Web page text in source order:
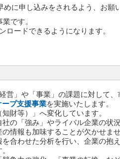
に申し込みをされるよう、お願
です。
ロードできるようになります。
営」や「事業」の課題に対して
プ支援事業を実施いたします。
財等）」へ変化しています。
の「強み」やライバル企業の状
情報も加味することが欠かせませ
合わせた分析を行い、企業の抱